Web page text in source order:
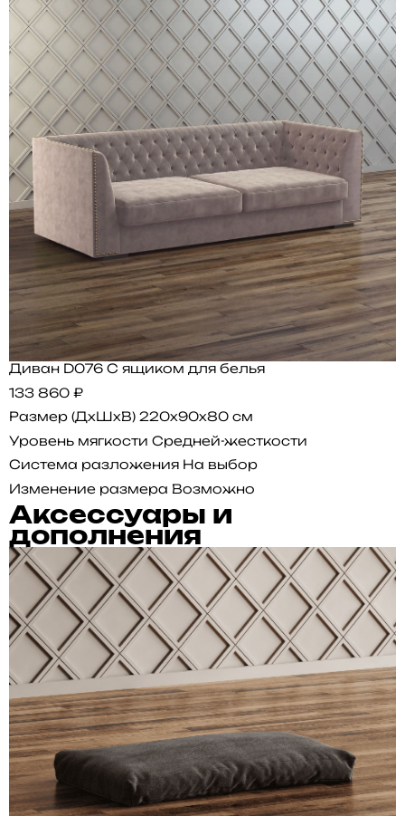
Диван D076 С ящиком для белья
133 860 ₽
Размер (ДхШхВ) 220x90x80 см
Уровень мягкости Средней-жесткости
Система разложения На выбор
Изменение размера Возможно
Аксессуары и
дополнения